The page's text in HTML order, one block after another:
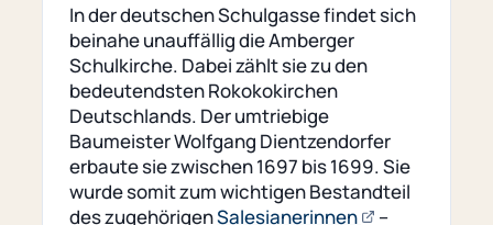
In der deutschen Schulgasse findet sich
beinahe unauffällig die Amberger
Schulkirche. Dabei zählt sie zu den
bedeutendsten Rokokokirchen
Deutschlands. Der umtriebige
Baumeister Wolfgang Dientzendorfer
erbaute sie zwischen 1697 bis 1699. Sie
wurde somit zum wichtigen Bestandteil
des zugehörigenSalesianerinnen
(opens
–